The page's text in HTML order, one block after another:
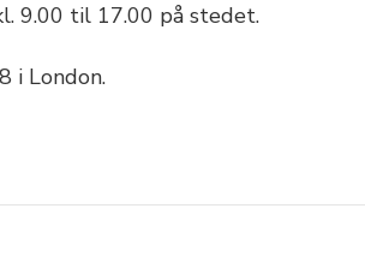
9.00 til 17.00 på stedet.
i London.